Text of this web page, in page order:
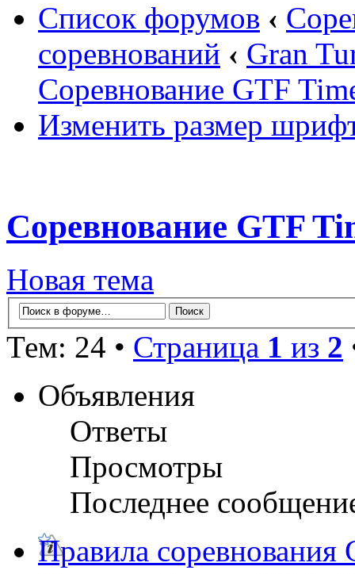
Список форумов ‹
соревнований ‹ Gran
Соревнование GTF
Изменить размер
Соревнование GTF
Новая тема
Тем: 24 • Страница 1 из 2
Объявления
Ответы
Просмотры
Последнее
Правила